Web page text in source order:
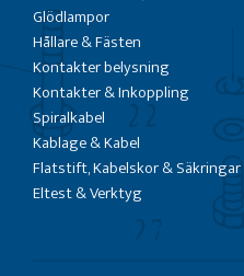
Glödlampor
Hållare & Fästen
Kontakter belysning
Kontakter & Inkoppling
Spiralkabel
Kablage & Kabel
Flatstift, Kabelskor & Säkringar
Eltest & Verktyg